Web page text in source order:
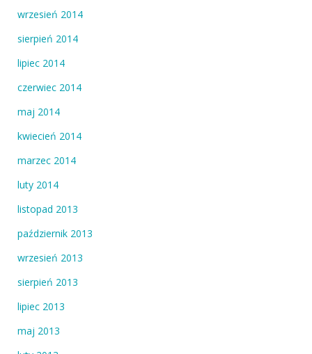
wrzesień 2014
sierpień 2014
lipiec 2014
czerwiec 2014
maj 2014
kwiecień 2014
marzec 2014
luty 2014
listopad 2013
październik 2013
wrzesień 2013
sierpień 2013
lipiec 2013
maj 2013